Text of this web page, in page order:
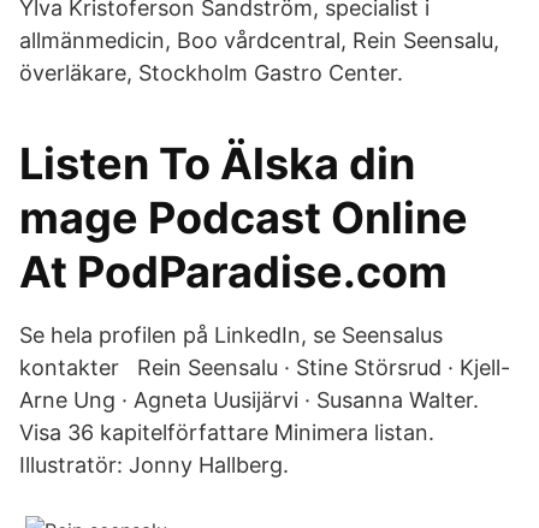
Ylva Kristoferson Sandström, specialist i
allmänmedicin, Boo vårdcentral, Rein Seensalu,
överläkare, Stockholm Gastro Center.
Listen To Älska din
mage Podcast Online
At PodParadise.com
Se hela profilen på LinkedIn, se Seensalus
kontakter Rein Seensalu · Stine Störsrud · Kjell-
Arne Ung · Agneta Uusijärvi · Susanna Walter.
Visa 36 kapitelförfattare Minimera listan.
Illustratör: Jonny Hallberg.